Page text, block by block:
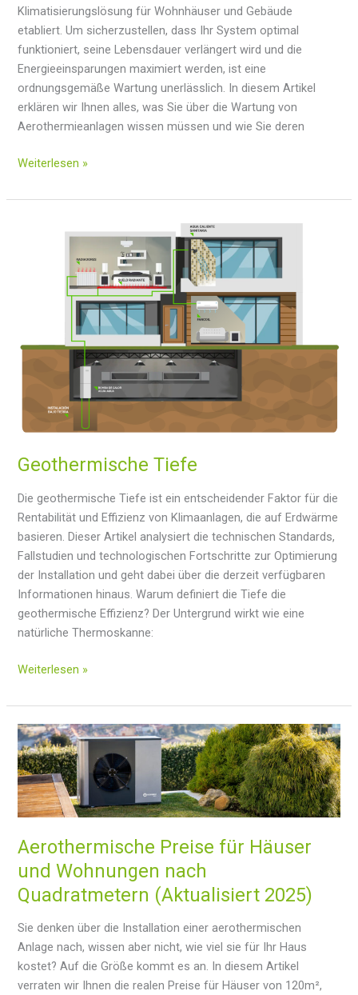
Klimatisierungslösung für Wohnhäuser und Gebäude
etabliert. Um sicherzustellen, dass Ihr System optimal
funktioniert, seine Lebensdauer verlängert wird und die
Energieeinsparungen maximiert werden, ist eine
ordnungsgemäße Wartung unerlässlich. In diesem Artikel
erklären wir Ihnen alles, was Sie über die Wartung von
Aerothermieanlagen wissen müssen und wie Sie deren
So
Sie
Luftwärmesystem
einwandfreiem
Optimierung
Weiterlesen »
Geothermische Tiefe
Die geothermische Tiefe ist ein entscheidender Faktor für die
Rentabilität und Effizienz von Klimaanlagen, die auf Erdwärme
basieren. Dieser Artikel analysiert die technischen Standards,
Fallstudien und technologischen Fortschritte zur Optimierung
der Installation und geht dabei über die derzeit verfügbaren
Informationen hinaus. Warum definiert die Tiefe die
geothermische Effizienz? Der Untergrund wirkt wie eine
natürliche Thermoskanne:
Geothermische
Weiterlesen »
Aerothermische Preise für Häuser
und Wohnungen nach
Quadratmetern (Aktualisiert 2025)
Sie denken über die Installation einer aerothermischen
Anlage nach, wissen aber nicht, wie viel sie für Ihr Haus
kostet? Auf die Größe kommt es an. In diesem Artikel
verraten wir Ihnen die realen Preise für Häuser von 120m²,